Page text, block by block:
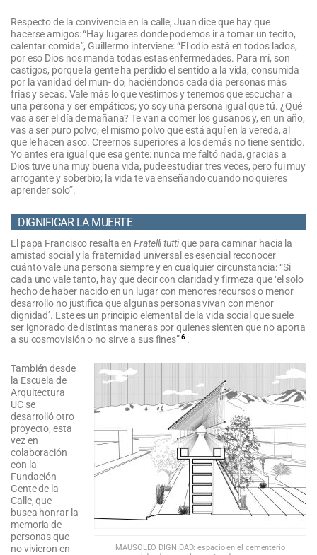
Respecto de la convivencia en la calle, Juan dice que hay que
hacerse amigos: “Hay lugares donde podemos ir a tomar un tecito,
calentar comida”, Guillermo interviene: “El odio está en todos lados,
por eso Dios nos manda todas estas enfermedades. Para mí, son
castigos, porque la gente ha perdido el sentido a la vida, consumida
por la vanidad del mun- do, haciéndonos cada día personas más
frías y secas. Vale más lo que vestimos y tenemos que escuchar a
una persona y ser empáticos; yo soy una persona igual que tú. ¿Qué
vas a ser el día de mañana? Te van a comer los gusanos y, en un año,
vas a ser puro polvo, el mismo polvo que está aquí en la vereda, al
que le hacen asco. Creernos superiores a los demás no tiene sentido.
Yo antes era igual que esa gente: nunca me faltó nada, gracias a
Dios tuve una muy buena vida, pude estudiar tres veces, pero fui muy
arrogante y soberbio; la vida te va enseñando cuando no quieres
aprender solo”.
DIGNIFICAR LA MUERTE
El papa Francisco resalta enFratelli tuttique para caminar hacia la
amistad social y la fraternidad universal es esencial reconocer
cuánto vale una persona siempre y en cualquier circunstancia: “Si
cada uno vale tanto, hay que decir con claridad y firmeza que ‘el solo
hecho de haber nacido en un lugar con menores recursos o menor
desarrollo no justifica que algunas personas vivan con menor
dignidad’. Este es un principio elemental de la vida social que suele
ser ignorado de distintas maneras por quienes sienten que no aporta
a su cosmovisión o no sirve a sus fines”6 .
MAUSOLEO DIGNIDAD: espacio en el cementerio
También desde
la Escuela de
Arquitectura
UC se
desarrolló otro
proyecto, esta
vez en
colaboración
con la
Fundación
Gente de la
Calle, que
busca honrar la
memoria de
personas que
no vivieron en